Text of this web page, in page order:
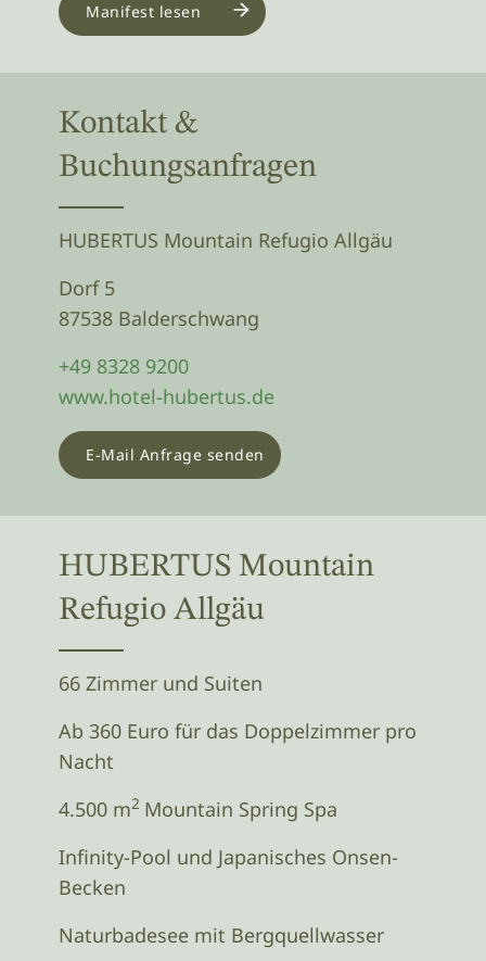
Manifest lesen
Kontakt &
Buchungsanfragen
HUBERTUS Mountain Refugio Allgäu
Dorf 5
87538 Balderschwang
+49 8328 9200
www.hotel-hubertus.de
E-Mail Anfrage senden
HUBERTUS Mountain
Refugio Allgäu
66 Zimmer und Suiten
Ab 360 Euro für das Doppelzimmer pro
Nacht
4.500 m2 Mountain Spring Spa
Infinity-Pool und Japanisches Onsen-
Becken
Naturbadesee mit Bergquellwasser